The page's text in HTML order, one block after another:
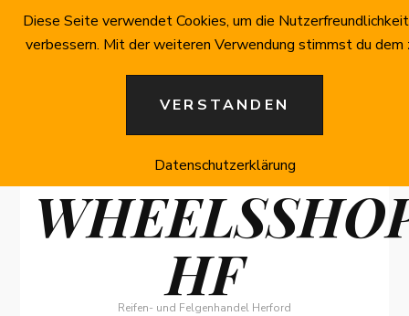
HF
Reifen- und Felgenhandel Herford
Diese Seite verwendet Cookies, um die
verbessern. Mit der weiteren Verwendung stimmst du dem
VERSTANDEN
Datenschutzerklärung